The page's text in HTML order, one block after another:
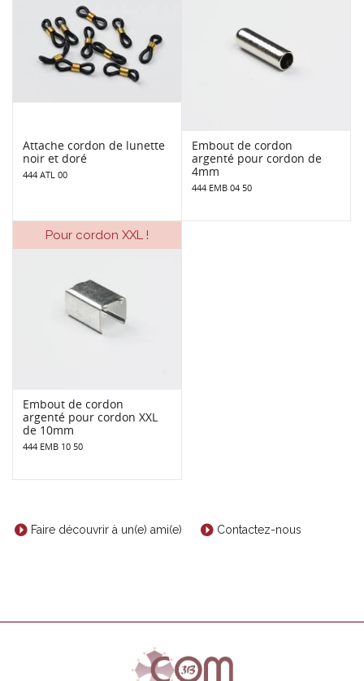
Attache cordon de lunette
noir et doré
444 ATL 00
Embout de cordon
argenté pour cordon de
4mm
444 EMB 04 50
Pour cordon XXL !
Embout de cordon
argenté pour cordon XXL
de 10mm
444 EMB 10 50
Faire découvrir à un(e) ami(e) Contactez-nous